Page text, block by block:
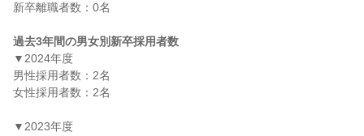
新卒離職者数：0名
過去3年間の男女別新卒採用者数
▼2024年度
男性採用者数：2名
女性採用者数：2名
▼2023年度